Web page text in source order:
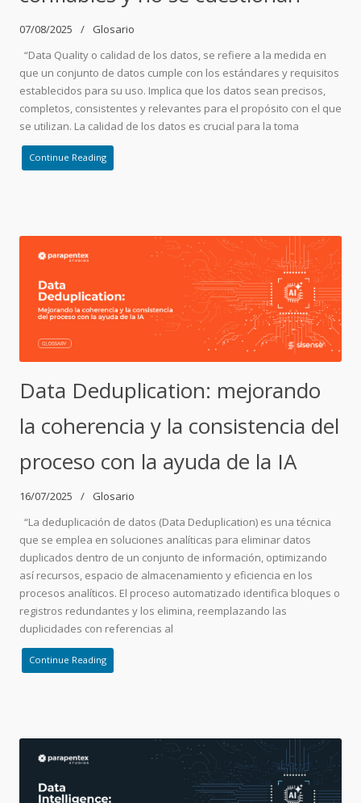
07/08/2025
Glosario
“Data Quality o calidad de los datos, se refiere a la medida en
que un conjunto de datos cumple con los estándares y requisitos
establecidos para su uso. Implica que los datos sean precisos,
completos, consistentes y relevantes para el propósito con el que
se utilizan. La calidad de los datos es crucial para la toma
Continue Reading
Data Deduplication: mejorando
la coherencia y la consistencia del
proceso con la ayuda de la IA
16/07/2025
Glosario
“La deduplicación de datos (Data Deduplication) es una técnica
que se emplea en soluciones analíticas para eliminar datos
duplicados dentro de un conjunto de información, optimizando
así recursos, espacio de almacenamiento y eficiencia en los
procesos analíticos. El proceso automatizado identifica bloques o
registros redundantes y los elimina, reemplazando las
duplicidades con referencias al
Continue Reading